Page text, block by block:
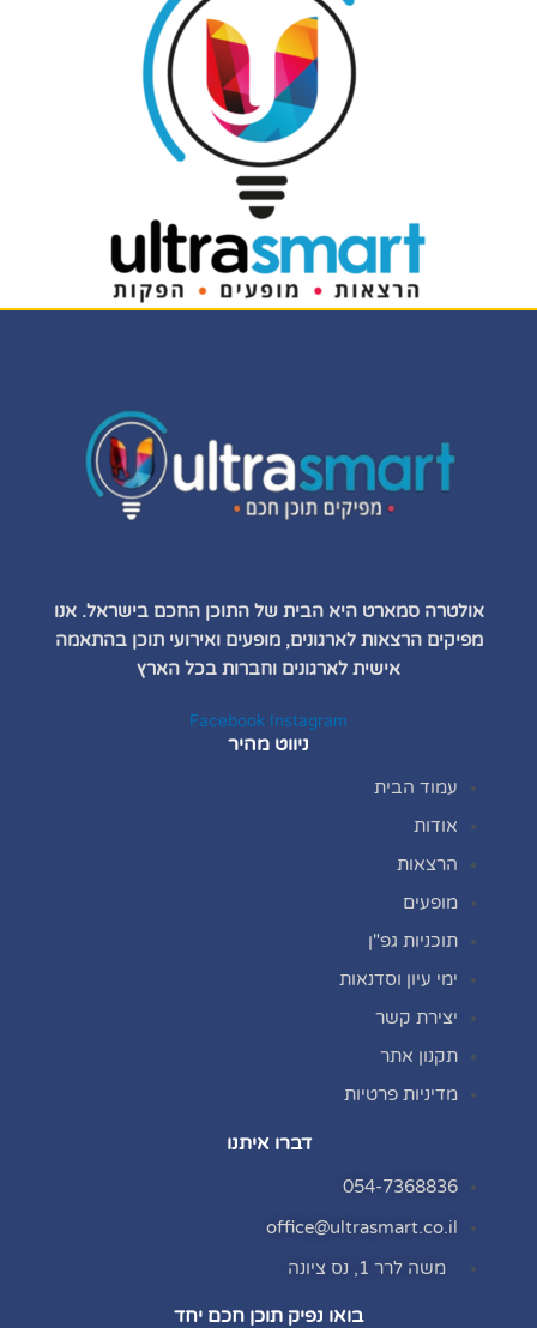
אולטרה סמארט היא הבית של התוכן החכם בישראל. אנו
מפיקים הרצאות לארגונים, מופעים ואירועי תוכן בהתאמה
אישית לארגונים וחברות בכל הארץ
Facebook Instagram
ניווט מהיר
עמוד הבית
אודות
הרצאות
מופעים
תוכניות גפ"ן
ימי עיון וסדנאות
יצירת קשר
תקנון אתר
מדיניות פרטיות
דברו איתנו
054-7368836
office@ultrasmart.co.il
משה לרר 1, נס ציונה
בואו נפיק תוכן חכם יחד